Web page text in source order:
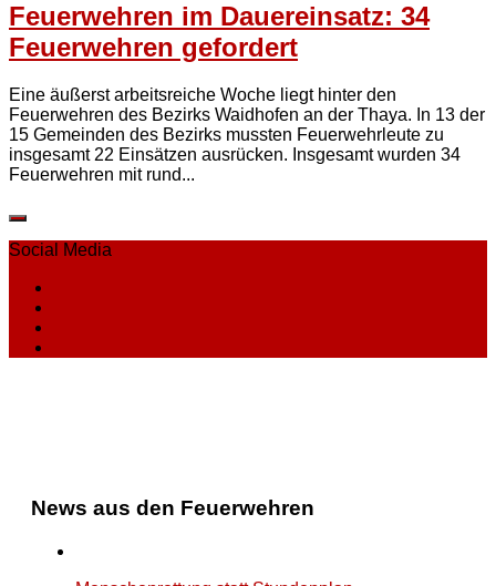
Feuerwehren im Dauereinsatz: 34
Feuerwehren gefordert
Eine äußerst arbeitsreiche Woche liegt hinter den
Feuerwehren des Bezirks Waidhofen an der Thaya. In 13 der
15 Gemeinden des Bezirks mussten Feuerwehrleute zu
insgesamt 22 Einsätzen ausrücken. Insgesamt wurden 34
Feuerwehren mit rund...
Social Media
News aus den Feuerwehren